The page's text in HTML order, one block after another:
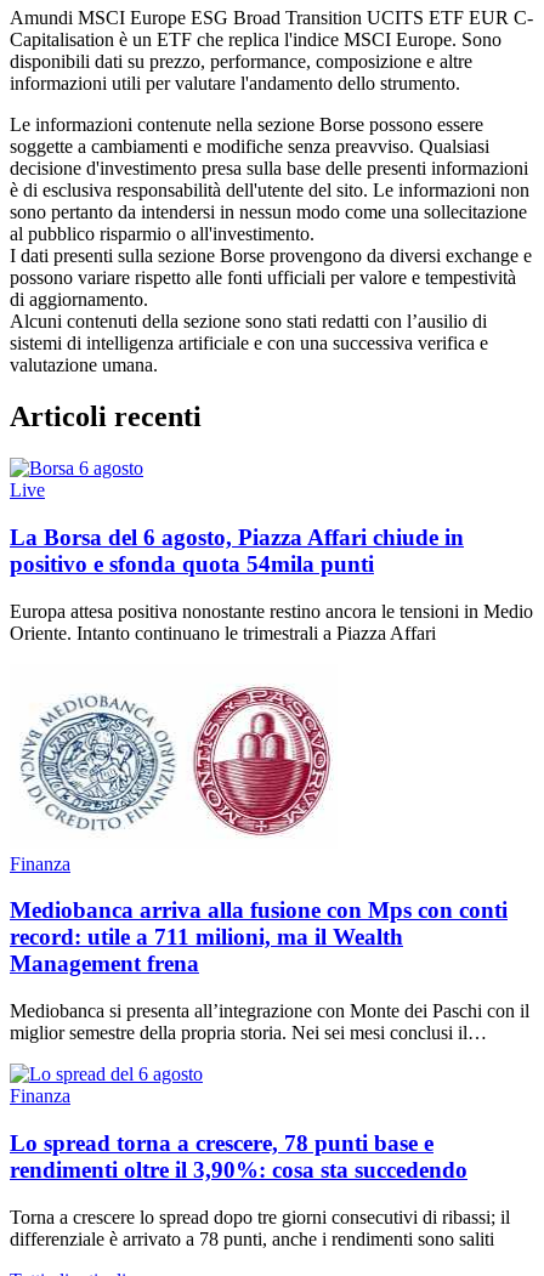
Amundi MSCI Europe ESG Broad Transition UCITS ETF EUR C-
Capitalisation è un ETF che replica l'indice MSCI Europe. Sono
disponibili dati su prezzo, performance, composizione e altre
informazioni utili per valutare l'andamento dello strumento.
Le informazioni contenute nella sezione Borse possono essere
soggette a cambiamenti e modifiche senza preavviso. Qualsiasi
decisione d'investimento presa sulla base delle presenti informazioni
è di esclusiva responsabilità dell'utente del sito. Le informazioni non
sono pertanto da intendersi in nessun modo come una sollecitazione
al pubblico risparmio o all'investimento.
I dati presenti sulla sezione Borse provengono da diversi exchange e
possono variare rispetto alle fonti ufficiali per valore e tempestività
di aggiornamento.
Alcuni contenuti della sezione sono stati redatti con l’ausilio di
sistemi di intelligenza artificiale e con una successiva verifica e
valutazione umana.
Articoli recenti
Live
La Borsa del 6 agosto, Piazza Affari chiude in
positivo e sfonda quota 54mila punti
Europa attesa positiva nonostante restino ancora le tensioni in Medio
Oriente. Intanto continuano le trimestrali a Piazza Affari
Finanza
Mediobanca arriva alla fusione con Mps con conti
record: utile a 711 milioni, ma il Wealth
Management frena
Mediobanca si presenta all’integrazione con Monte dei Paschi con il
miglior semestre della propria storia. Nei sei mesi conclusi il…
Finanza
Lo spread torna a crescere, 78 punti base e
rendimenti oltre il 3,90%: cosa sta succedendo
Torna a crescere lo spread dopo tre giorni consecutivi di ribassi; il
differenziale è arrivato a 78 punti, anche i rendimenti sono saliti